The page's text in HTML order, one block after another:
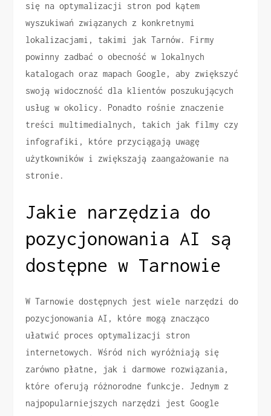
się na optymalizacji stron pod kątem
wyszukiwań związanych z konkretnymi
lokalizacjami, takimi jak Tarnów. Firmy
powinny zadbać o obecność w lokalnych
katalogach oraz mapach Google, aby zwiększyć
swoją widoczność dla klientów poszukujących
usług w okolicy. Ponadto rośnie znaczenie
treści multimedialnych, takich jak filmy czy
infografiki, które przyciągają uwagę
użytkowników i zwiększają zaangażowanie na
stronie.
Jakie narzędzia do
pozycjonowania AI są
dostępne w Tarnowie
W Tarnowie dostępnych jest wiele narzędzi do
pozycjonowania AI, które mogą znacząco
ułatwić proces optymalizacji stron
internetowych. Wśród nich wyróżniają się
zarówno płatne, jak i darmowe rozwiązania,
które oferują różnorodne funkcje. Jednym z
najpopularniejszych narzędzi jest Google